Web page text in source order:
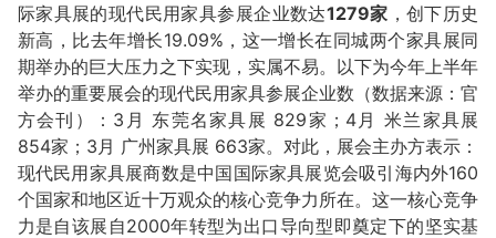
际家具展的现代民用家具参展企业数达1279家 ，创下历史
新高，比去年增长19.09%，这一增长在同城两个家具展同
期举办的巨大压力之下实现，实属不易。以下为今年上半年
举办的重要展会的现代民用家具参展企业数（数据来源：官
方会刊）：3月 东莞名家具展 829家；4月 米兰家具展
854家；3月 广州家具展 663家。对此，展会主办方表示：
现代民用家具展商数是中国国际家具展览会吸引海内外160
个国家和地区近十万观众的核心竞争力所在。这一核心竞争
力是自该展自2000年转型为出口导向型即奠定下的坚实基